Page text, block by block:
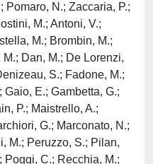
Pomaro, N.; Zaccaria, P.;
M.; Antoni, V.;
M.; Brombin, M.;
Dan, M.; De Lorenzi,
S.; Fadone, M.;
Gaio, E.; Gambetta, G.;
P.; Maistrello, A.;
G.; Marconato, N.;
M.; Peruzzo, S.; Pilan,
Poggi, C.; Recchia, M.;